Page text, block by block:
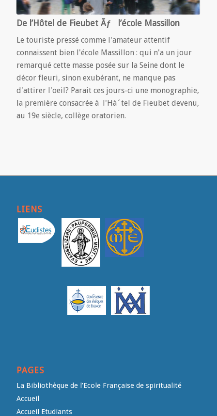
De l’Hôtel de Fieubet Ãƒ l’école Massillon
Le touriste pressé comme l'amateur attentif
connaissent bien l'école Massillon : qui n'a un jour
remarqué cette masse posée sur la Seine dont le
décor fleuri, sinon exubérant, ne manque pas
d'attirer l'oeil? Parait ces jours-ci une monographie,
la première consacrée à l'Hà´tel de Fieubet devenu,
au 19e siècle, collège oratorien.
LIENS
PAGES
La Bibliothèque de l’Ecole Française de spiritualité
Accueil
Accueil Etudiants